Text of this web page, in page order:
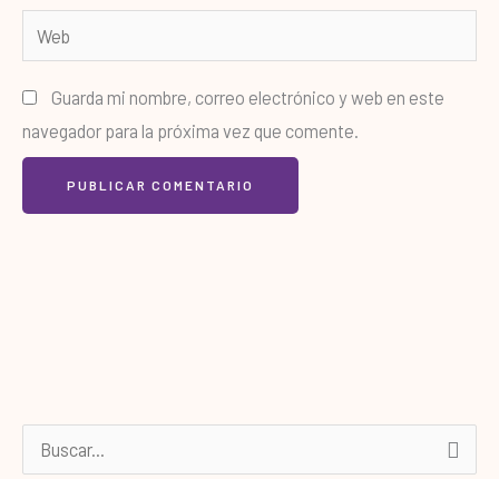
Web
Guarda mi nombre, correo electrónico y web en este
navegador para la próxima vez que comente.